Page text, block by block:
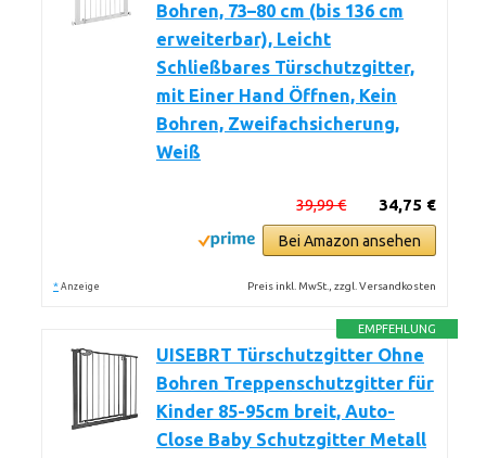
Bohren, 73–80 cm (bis 136 cm
erweiterbar), Leicht
Schließbares Türschutzgitter,
mit Einer Hand Öffnen, Kein
Bohren, Zweifachsicherung,
Weiß
34,75 €
39,99 €
Bei Amazon ansehen
* Anzeige Preis inkl. MwSt., zzgl. Versandkosten
EMPFEHLUNG
UISEBRT Türschutzgitter Ohne
Bohren Treppenschutzgitter für
Kinder 85-95cm breit, Auto-
Close Baby Schutzgitter Metall